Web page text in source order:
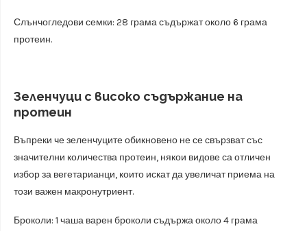
Слънчогледови семки: 28 грама съдържат около 6 грама
протеин.
Зеленчуци с високо съдържание на
протеин
Въпреки че зеленчуците обикновено не се свързват със
значителни количества протеин, някои видове са отличен
избор за вегетарианци, които искат да увеличат приема на
този важен макронутриент.
Броколи: 1 чаша варен броколи съдържа около 4 грама